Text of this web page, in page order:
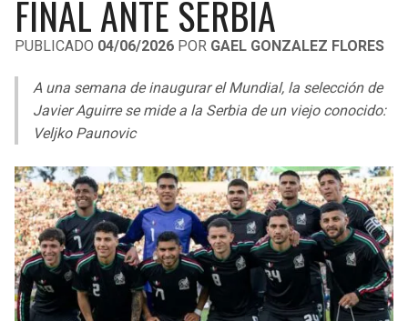
LIGA DE EXPANSIÓN MX
LEAGUES CUP
UEFA EUROPA LEAGUE
UEFA CONFERENCE LEAGUE
MLS
COPA LIBERTADORES
COPA SUDAMERICANA
LIGA BETPLAY
OTRAS LIGAS
RAIDERS
CHARGERS
RAVENS
BENGALS
BROWNS
STEELERS
CAVALIERS
PISTONS
PACERS
BUCKS
HAWKS
HORNETS
FINAL ANTE SERBIA
PUBLICADO 04/06/2026 POR GAEL GONZALEZ FLORES
A una semana de inaugurar el Mundial, la selección de
Javier Aguirre se mide a la Serbia de un viejo conocido:
Veljko Paunovic